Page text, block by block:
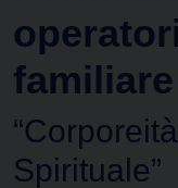
Spirituale”